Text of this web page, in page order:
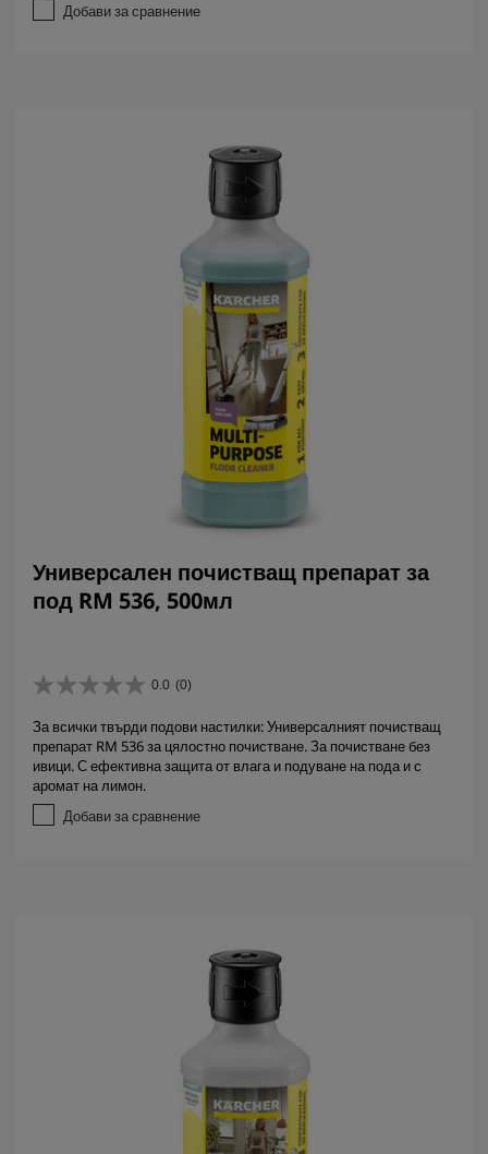
в
Добави за сравнение
Универсален почистващ препарат за
под RM 536, 500мл
0.0 (0)
0
0
о
т
5
в
За всички твърди подови настилки: Универсалният почистващ
препарат RM 536 за цялостно почистване. За почистване без
ивици. С ефективна защита от влага и подуване на пода и с
аромат на лимон.
Добави за сравнение